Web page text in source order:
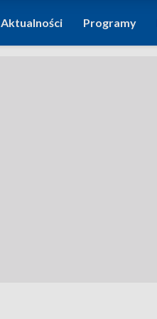
Aktualności Programy